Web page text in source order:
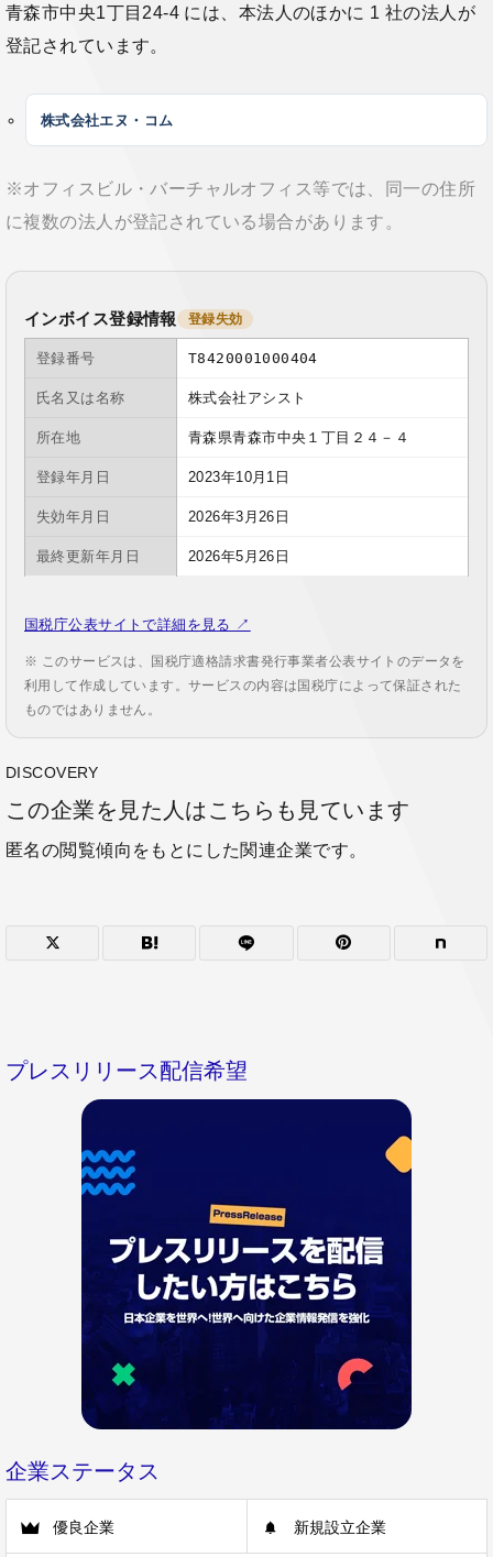
青森市中央1丁目24-4 には、本法人のほかに 1 社の法人が
登記されています。
株式会社エヌ・コム
※オフィスビル・バーチャルオフィス等では、同一の住所
に複数の法人が登記されている場合があります。
インボイス登録情報 登録失効
登録番号 T8420001000404
氏名又は名称 株式会社アシスト
所在地 青森県青森市中央１丁目２４－４
登録年月日 2023年10月1日
失効年月日 2026年3月26日
最終更新年月日 2026年5月26日
国税庁公表サイトで詳細を見る ↗
※ このサービスは、国税庁適格請求書発行事業者公表サイトのデータを
利用して作成しています。サービスの内容は国税庁によって保証された
ものではありません。
DISCOVERY
この企業を見た人はこちらも見ています
匿名の閲覧傾向をもとにした関連企業です。
プレスリリース配信希望
企業ステータス
優良企業 新規設立企業